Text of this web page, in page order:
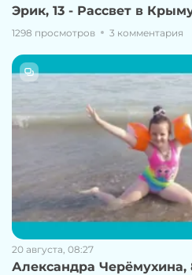
Эрик, 13 - Рассвет в
1298 просмотров 3 комментария
20 августа, 08:27
Александра